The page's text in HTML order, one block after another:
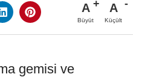
A
Büyüt
A
Küçült
gemisi ve